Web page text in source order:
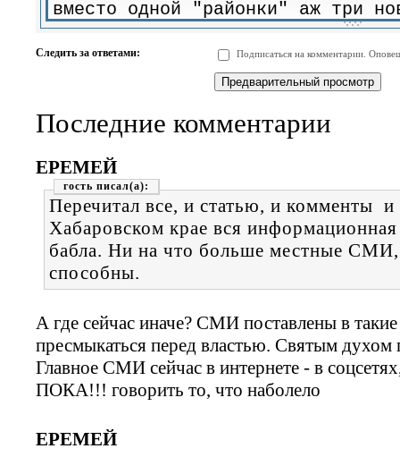
-
-
-
-
-
-
-
-
-
Следить за ответами: Подписаться на комментарии.
Последние комментарии
ЕРЕМЕЙ
гость
Перечитал все, и статью, и комменты
Хабаровском крае вся
бабла. Ни на что больше местные
способны.
А где сейчас иначе? СМИ поставлены в
пресмыкаться перед властью. Святым духом
Главное СМИ сейчас в интернете - в
ПОКА!!! говорить то, что наболело
ЕРЕМЕЙ